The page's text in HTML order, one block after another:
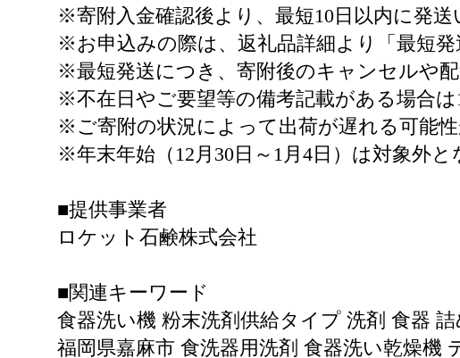
※寄附入金確認後より、最短10日以内に発送
※お申込みの際は、返礼品詳細より「最短
※最短発送につき、寄附後のキャンセルや
※不在日やご要望等の備考記載がある場合
※ご寄附の状況によって出荷が遅れる可能
※年末年始（12月30日～1月4日）は対象外
■提供事業者
ロケット石鹸株式会社
■関連キーワード
食器洗い機 粉末洗剤供給タイプ 洗剤 食器
福岡県嘉麻市 食洗器用洗剤 食器洗い乾燥機